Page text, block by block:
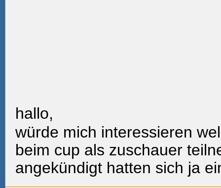
hallo,
würde mich interessieren
beim cup als zuschauer
angekündigt hatten sich ja